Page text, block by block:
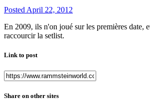
Posted April 22, 2012
En 2009, ils n'on joué sur les premières date,
raccourcir la setlist.
Link to post
Share on other sites